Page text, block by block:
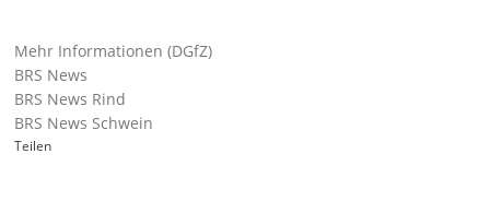
Mehr Informationen (DGfZ)
BRS News
BRS News Rind
BRS News Schwein
Teilen